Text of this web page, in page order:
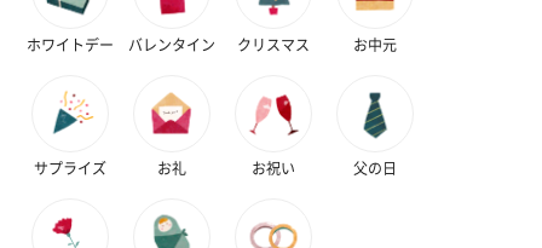
ホワイトデー バレンタイン クリスマス お中元
サプライズ お礼 お祝い 父の日